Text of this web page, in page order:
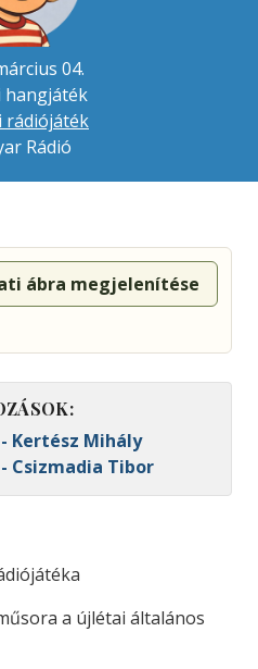
04.
hangjáték
rádiójáték
Rádió
ábra megjelenítése
Kertész Mihály
Csizmadia Tibor
a újlétai általános